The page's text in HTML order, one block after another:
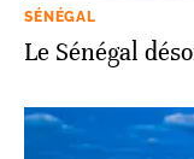
SÉNÉGAL
Le Sénégal